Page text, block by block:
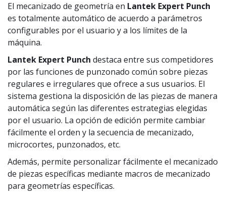
El mecanizado de geometría en Lantek Expert Punch
es totalmente automático de acuerdo a parámetros
configurables por el usuario y a los límites de la
máquina.
Lantek Expert Punch destaca entre sus competidores
por las funciones de punzonado común sobre piezas
regulares e irregulares que ofrece a sus usuarios. El
sistema gestiona la disposición de las piezas de manera
automática según las diferentes estrategias elegidas
por el usuario. La opción de edición permite cambiar
fácilmente el orden y la secuencia de mecanizado,
microcortes, punzonados, etc.
Además, permite personalizar fácilmente el mecanizado
de piezas específicas mediante macros de mecanizado
para geometrías específicas.